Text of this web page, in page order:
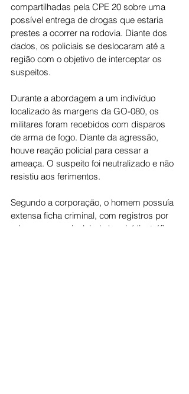
compartilhadas pela CPE 20 sobre uma
possível entrega de drogas que estaria
prestes a ocorrer na rodovia. Diante dos
dados, os policiais se deslocaram até a
região com o objetivo de interceptar os
suspeitos.
Durante a abordagem a um indivíduo
localizado às margens da GO-080, os
militares foram recebidos com disparos
de arma de fogo. Diante da agressão,
houve reação policial para cessar a
ameaça. O suspeito foi neutralizado e não
resistiu aos ferimentos.
Segundo a corporação, o homem possuía
extensa ficha criminal, com registros por
crimes graves, incluindo homicídio, tráfico